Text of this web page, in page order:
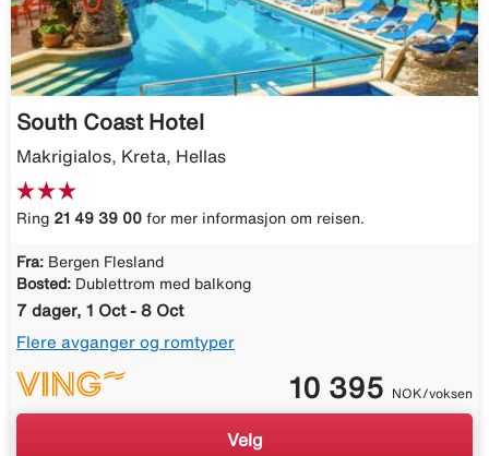
South Coast Hotel
Makrigialos, Kreta, Hellas
Ring 21 49 39 00 for mer informasjon om reisen.
Fra: Bergen Flesland
Bosted: Dublettrom med balkong
7 dager, 1 Oct - 8 Oct
Flere avganger og romtyper
10 395 NOK/voksen
Velg